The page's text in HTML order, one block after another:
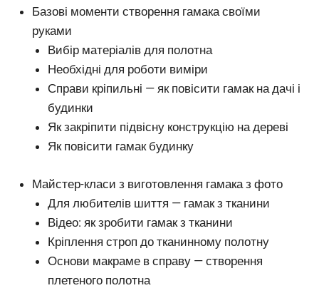
Базові моменти створення гамака своїми
руками
Вибір матеріалів для полотна
Необхідні для роботи виміри
Справи кріпильні — як повісити гамак на дачі і
будинки
Як закріпити підвісну конструкцію на дереві
Як повісити гамак будинку
Майстер-класи з виготовлення гамака з фото
Для любителів шиття — гамак з тканини
Відео: як зробити гамак з тканини
Кріплення строп до тканинному полотну
Основи макраме в справу — створення
плетеного полотна